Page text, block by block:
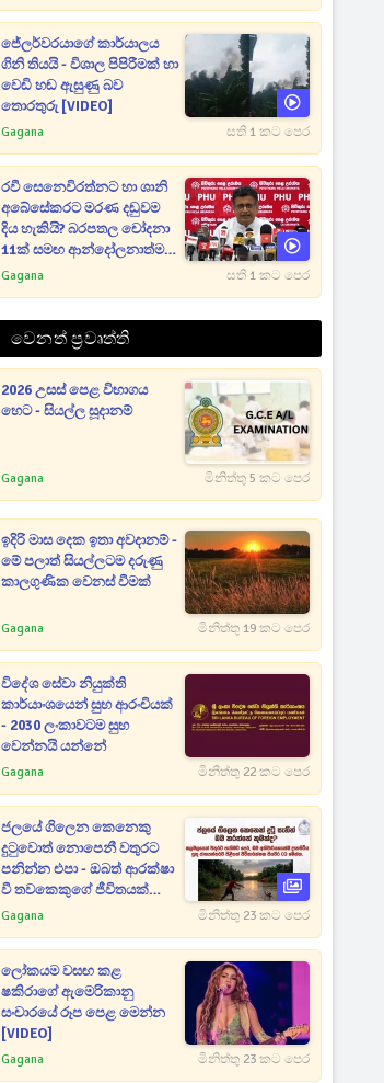
ජේලර්වරයාගේ කාර්යාලය
ගිනි තියයි - විශාල පිපිරීමක් හා
වෙඩි හඬ ඇසුණු බව
තොරතුරු [VIDEO]
Gagana සති 1 කට පෙර
රවී සෙනෙවිරත්නට හා ශානි
අබේසේකරට මරණ දඬුවම
දිය හැකියි? බරපතල චෝදනා
11ක් සමඟ ආන්දෝලනාත්මක
ප්‍රකාශයක් [VIDEO]
Gagana සති 1 කට පෙර
වෙනත් ප්‍රවෘත්ති
2026 උසස් පෙළ විභාගය
හෙට - සියල්ල සූදානම්
Gagana මිනිත්තු 5 කට පෙර
ඉදිරි මාස දෙක ඉතා අවදානම් -
මේ පලාත් සියල්ලටම දරුණු
කාලගුණික වෙනස් වීමක්
Gagana මිනිත්තු 19 කට පෙර
විදේශ සේවා නියුක්ති
කාර්යාංශයෙන් සුභ ආරංචියක්
- 2030 ලංකාවටම සුභ
වෙන්නයි යන්නේ
Gagana මිනිත්තු 22 කට පෙර
ජලයේ ගිලෙන කෙනෙකු
දුටුවොත් නොපෙනී වතුරට
පනින්න එපා - ඔබත් ආරක්ෂා
වී තවකෙකුගේ ජීවිතයක්
බේරාගන්නා පියවර 3ක්
Gagana මිනිත්තු 23 කට පෙර
ලෝකයම වසඟ කළ
ෂකිරාගේ ඇමෙරිකානු
සංචාරයේ රූප පෙළ මෙන්න
[VIDEO]
Gagana මිනිත්තු 23 කට පෙර